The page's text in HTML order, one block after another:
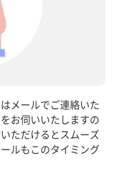
メールでご連絡いた
お伺いいたしますの
ただけるとスムーズ
ルもこのタイミング